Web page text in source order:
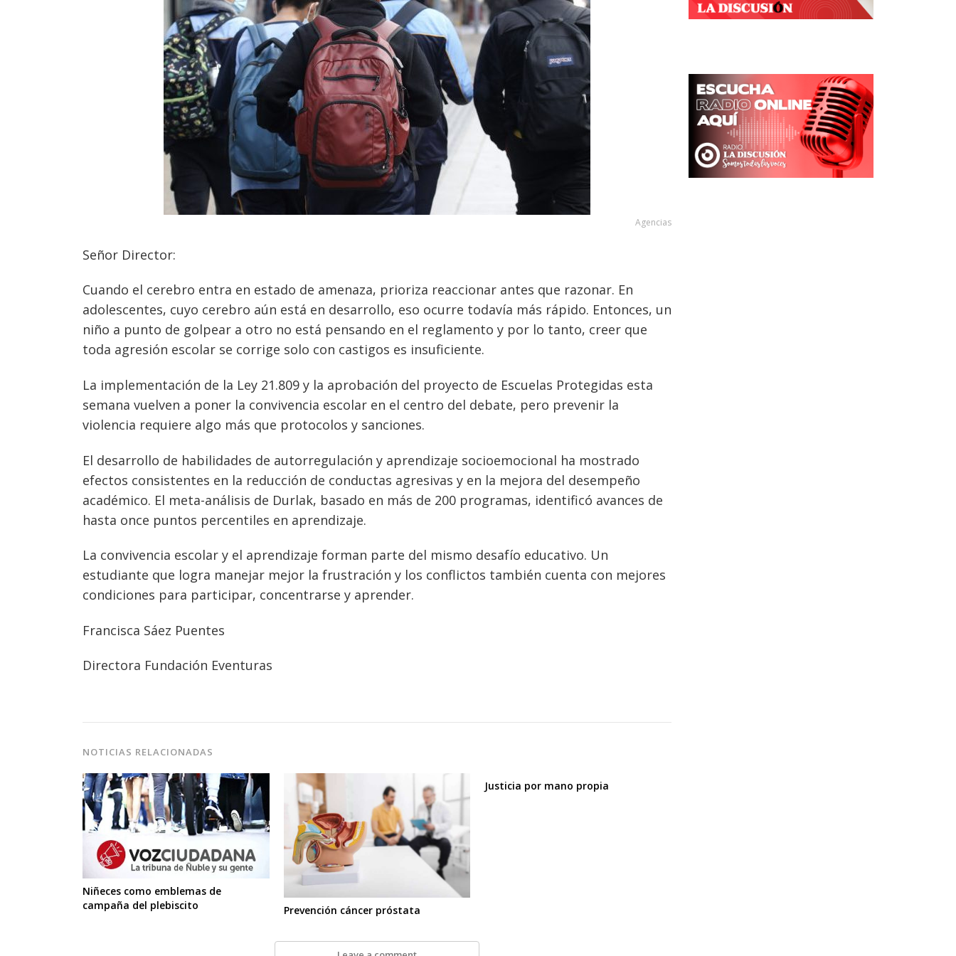
Agencias
Señor Director:
Cuando el cerebro entra en estado de amenaza, prioriza reaccionar antes que razonar. En
adolescentes, cuyo cerebro aún está en desarrollo, eso ocurre todavía más rápido. Entonces, un
niño a punto de golpear a otro no está pensando en el reglamento y por lo tanto, creer que
toda agresión escolar se corrige solo con castigos es insuficiente.
La implementación de la Ley 21.809 y la aprobación del proyecto de Escuelas Protegidas esta
semana vuelven a poner la convivencia escolar en el centro del debate, pero prevenir la
violencia requiere algo más que protocolos y sanciones.
El desarrollo de habilidades de autorregulación y aprendizaje socioemocional ha mostrado
efectos consistentes en la reducción de conductas agresivas y en la mejora del desempeño
académico. El meta-análisis de Durlak, basado en más de 200 programas, identificó avances de
hasta once puntos percentiles en aprendizaje.
La convivencia escolar y el aprendizaje forman parte del mismo desafío educativo. Un
estudiante que logra manejar mejor la frustración y los conflictos también cuenta con mejores
condiciones para participar, concentrarse y aprender.
Francisca Sáez Puentes
Directora Fundación Eventuras
NOTICIAS RELACIONADAS
Niñeces como emblemas de
campaña del plebiscito
Prevención cáncer próstata
Justicia por mano propia
Navegación